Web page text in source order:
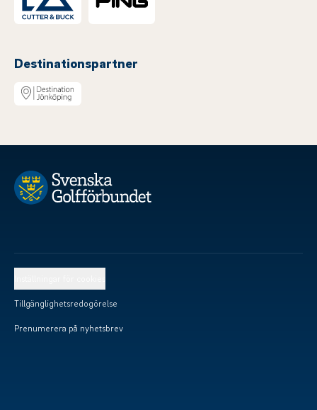
Destinationspartner
Tillgänglighetsredogörelse
Prenumerera på nyhetsbrev